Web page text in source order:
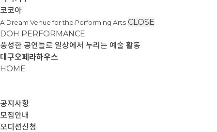
코코아
A Dream Venue for the Performing Arts CLOSE
DOH PERFORMANCE
풍성한 공연들로 일상에서 누리는 예술 활동
대구오페라하우스
HOME
공지사항
모집안내
오디션신청